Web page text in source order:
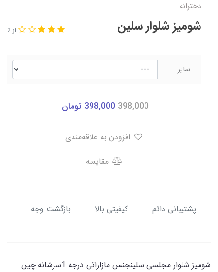
دخترانه
شومیز شلوار سلین از 2
سایز
398,000
398,000 تومان
مقایسه
پشتیبانی دائم کیفیتی بالا بازگشت وجه
شومیز شلوار مجلسی سلینجنس مازاراتی درجه 1سرشانه چین